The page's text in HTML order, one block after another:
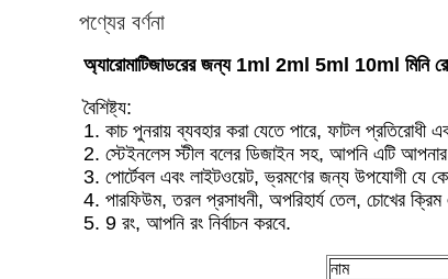
পণ্যের বর্ণনা
অ্যারোমাটিজাডরের জন্য 1ml 2ml 5ml 10ml মিনি
বৈশিষ্ট্য:
1. কাচ পুনরায় ব্যবহার করা যেতে পারে, ফাটল প্রতিরোধী
2. স্টেইনলেস স্টীল বলের ডিজাইন সহ, আপনি এটি
3. পোর্টেবল এবং লাইটওয়েট, ভ্রমণের জন্য উপযোগী যে
4. পারফিউম, তরল প্রসাধনী, অপরিহার্য তেল, চোখের
5. 9 রং, আপনি রং নির্বাচন করবে.
নাম